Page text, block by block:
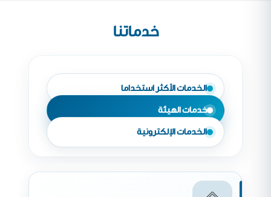
خدماتنا
الخدمات الأكثر استخداما
خدمات الهيئة
الخدمات الإلكترونية